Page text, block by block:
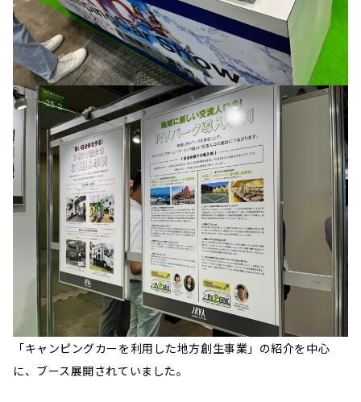
「キャンピングカーを利用した地方創生事業」の紹介を中心
に、ブース展開されていました。